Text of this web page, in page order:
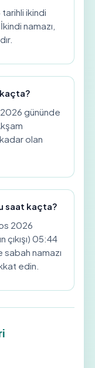
ikindi
namazı,
kaçta?
2026 gününde
olan
saat kaçta?
2026
çıkışı) 05:44
sabah namazı
edin.